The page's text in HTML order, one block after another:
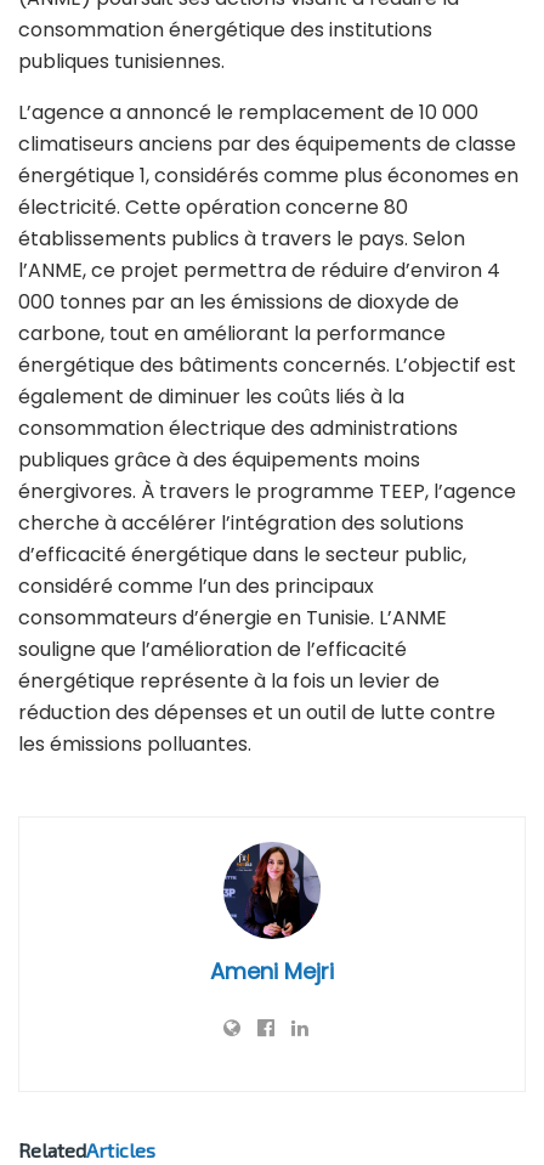
consommation énergétique des institutions
publiques tunisiennes.
L’agence a annoncé le remplacement de 10 000
climatiseurs anciens par des équipements de classe
énergétique 1, considérés comme plus économes en
électricité. Cette opération concerne 80
établissements publics à travers le pays. Selon
l’ANME, ce projet permettra de réduire d’environ 4
000 tonnes par an les émissions de dioxyde de
carbone, tout en améliorant la performance
énergétique des bâtiments concernés. L’objectif est
également de diminuer les coûts liés à la
consommation électrique des administrations
publiques grâce à des équipements moins
énergivores. À travers le programme TEEP, l’agence
cherche à accélérer l’intégration des solutions
d’efficacité énergétique dans le secteur public,
considéré comme l’un des principaux
consommateurs d’énergie en Tunisie. L’ANME
souligne que l’amélioration de l’efficacité
énergétique représente à la fois un levier de
réduction des dépenses et un outil de lutte contre
les émissions polluantes.
Ameni Mejri
RelatedArticles